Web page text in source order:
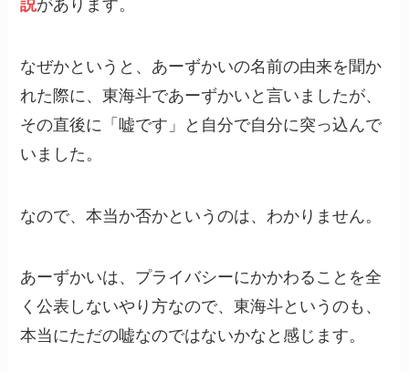
説があります。
なぜかというと、あーずかいの名前の由来を聞か
れた際に、東海斗であーずかいと言いましたが、
その直後に「嘘です」と自分で自分に突っ込んで
いました。
なので、本当か否かというのは、わかりません。
あーずかいは、プライバシーにかかわることを全
く公表しないやり方なので、東海斗というのも、
本当にただの嘘なのではないかなと感じます。